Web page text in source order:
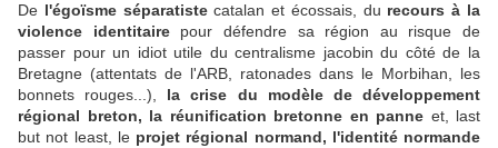
De l'égoïsme séparatistecatalan et écossais, du recours à la
violence identitairepour défendre sa région au risque de
passer pour un idiot utile du centralisme jacobin du côté de la
Bretagne (attentats de l'ARB, ratonades dans le Morbihan, les
bonnets rouges...), la crise du modèle de développement
régional breton, la réunification bretonne en panne et, last
but not least, le projet régional normand, l'identité normande